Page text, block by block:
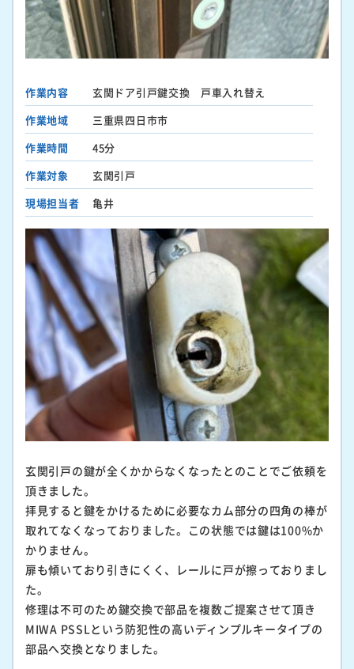
作業内容
玄関ドア引戸鍵交換 戸車入れ替え
作業地域
三重県四日市市
作業時間
45分
作業対象
玄関引戸
現場担当者
亀井
玄関引戸の鍵が全くかからなくなったとのことでご依頼を
頂きました。
拝見すると鍵をかけるために必要なカム部分の四角の棒が
取れてなくなっておりました。この状態では鍵は100%か
かりません。
扉も傾いており引きにくく、レールに戸が擦っておりまし
た。
修理は不可のため鍵交換で部品を複数ご提案させて頂き
MIWA PSSLという防犯性の高いディンプルキータイプの
部品へ交換となりました。